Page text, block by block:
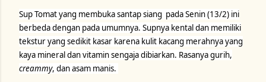
Sup Tomat yang membuka santap siang pada Senin (13/2) ini
berbeda dengan pada umumnya. Supnya kental dan memiliki
tekstur yang sedikit kasar karena kulit kacang merahnya yang
kaya mineral dan vitamin sengaja dibiarkan. Rasanya gurih,
creammy, dan asam manis.